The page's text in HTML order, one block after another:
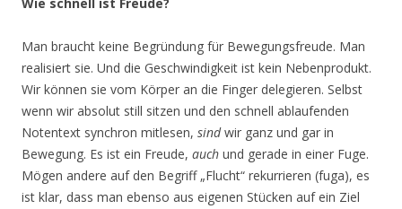
Man braucht keine Begründung für Bewegungsfreude. Man
realisiert sie. Und die Geschwindigkeit ist kein Nebenprodukt.
Wir können sie vom Körper an die Finger delegieren. Selbst
wenn wir absolut still sitzen und den schnell ablaufenden
Notentext synchron mitlesen, sindwir ganz und gar in
Bewegung. Es ist ein Freude, auch und gerade in einer Fuge.
Mögen andere auf den Begriff „Flucht“ rekurrieren (fuga), es
ist klar, dass man ebenso aus eigenen Stücken auf ein Ziel